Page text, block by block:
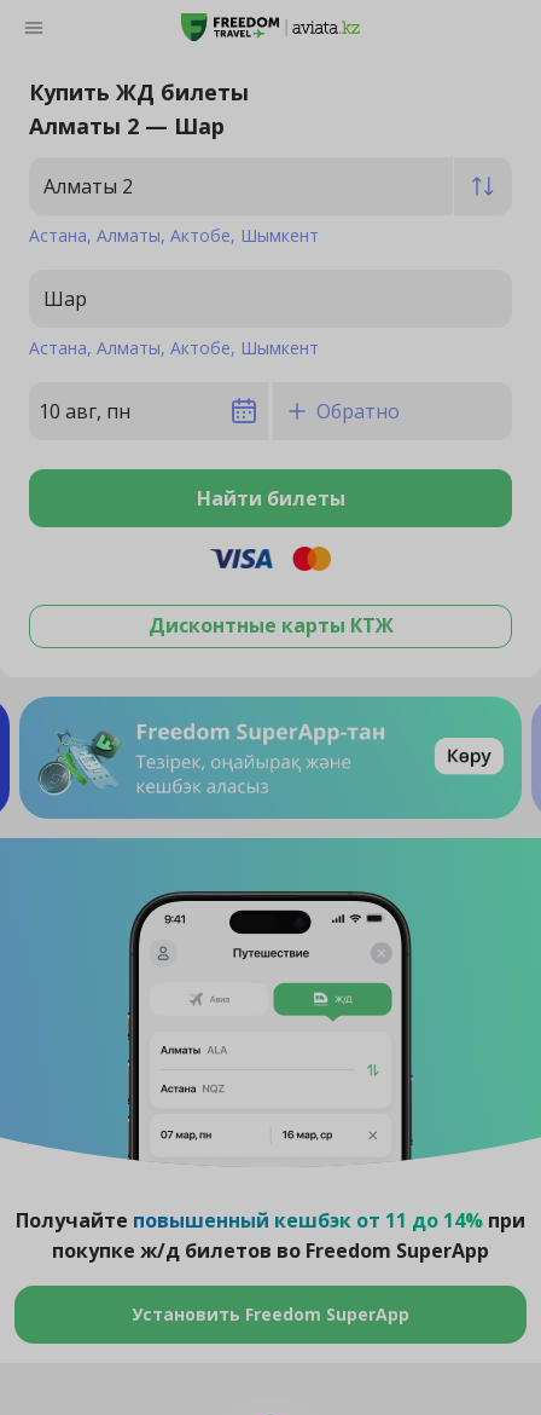
Купить ЖД билеты
Алматы 2 — Шар
Алматы 2
Астана Алматы Актобе Шымкент
Шар
Астана Алматы Актобе Шымкент
10 авг, пн Обратно
Найти билеты
Дисконтные карты КТЖ
Получайте повышенный кешбэк от 11 до 14% при
покупке ж/д билетов во Freedom SuperApp
Установить Freedom SuperApp